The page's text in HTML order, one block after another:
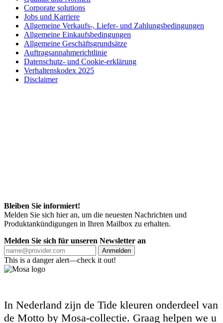
Corporate solutions
Jobs und Karriere
Allgemeine Verkaufs-, Liefer- und Zahlungsbedingungen
Allgemeine Einkaufsbedingungen
Allgemeine Geschäftsgrundsätze
Auftragsannahmerichtlinie
Datenschutz- und Cookie-erklärung
Verhaltenskodex 2025
Disclaimer
Bleiben Sie informiert!
Melden Sie sich hier an, um die neuesten Nachrichten und
Produktankündigungen in Ihren Mailbox zu erhalten.
Melden Sie sich für unseren Newsletter an
Anmelden
This is a danger alert—check it out!
In Nederland zijn de Tide kleuren onderdeel van
de Motto by Mosa-collectie. Graag helpen we u